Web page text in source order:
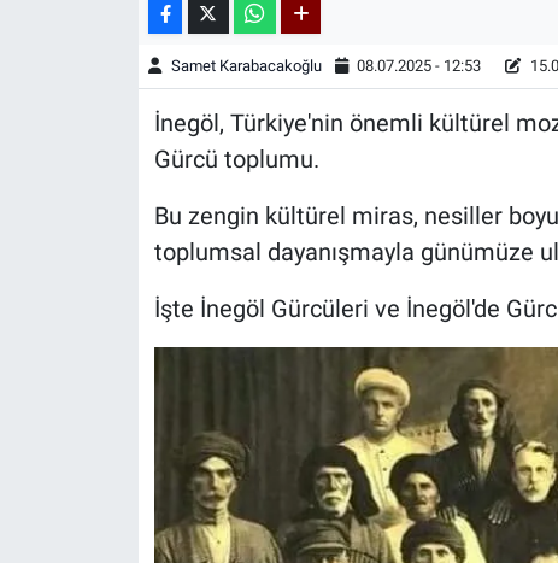
Samet Karabacakoğlu 08.07.2025 - 12:53
İnegöl, Türkiye'nin önemli kültürel
Gürcü toplumu.
Bu zengin kültürel miras, nesiller
toplumsal dayanışmayla günümüze
İşte İnegöl Gürcüleri ve İnegöl'de